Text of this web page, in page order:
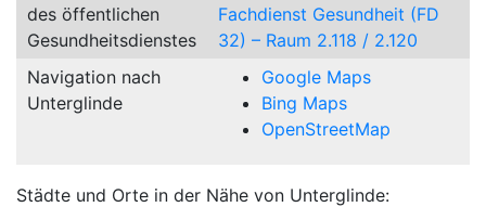
des öffentlichen
Gesundheitsdienstes
Fachdienst Gesundheit (FD
32) – Raum 2.118 / 2.120
Navigation nach
Unterglinde
Google Maps
Bing Maps
OpenStreetMap
Städte und Orte in der Nähe von Unterglinde: